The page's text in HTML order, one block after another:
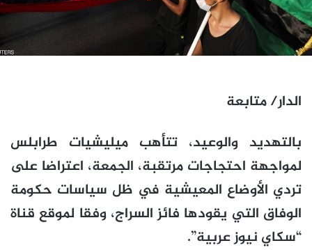
الدار/ متابعة
بالتهديد والوعيد، تتأهب ميليشيات طرابلس
لمواجهة احتجاجات مرتقبة، الجمعة، اعتراضا على
تردي الأوضاع المعيشية في ظل سياسات حكومة
الوفاق التي يقودها فائز السراج، وفقا لموقع قناة
“سكاي نيوز عربية”.